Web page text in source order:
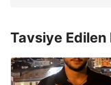
Tavsiye Edilen